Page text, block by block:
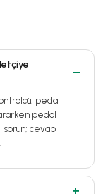
pedal
pedal
cevap